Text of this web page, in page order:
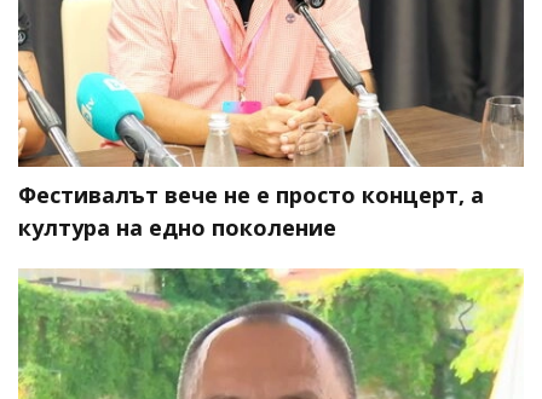
Фестивалът вече не е просто концерт, а
култура на едно поколение